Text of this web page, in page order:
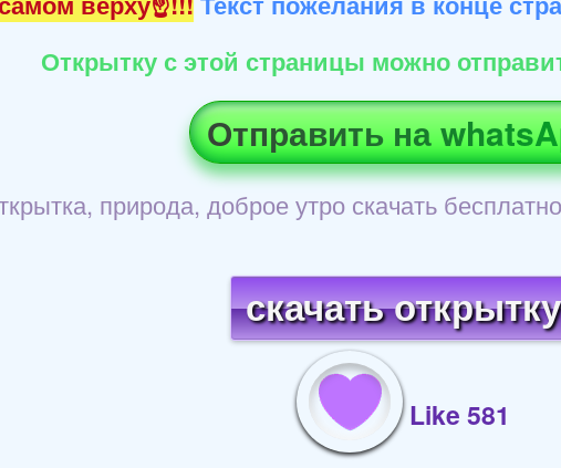
Открытку с этой страницы можно
Отправить на
природа, доброе утро скачать
скачать открытку
Like 581